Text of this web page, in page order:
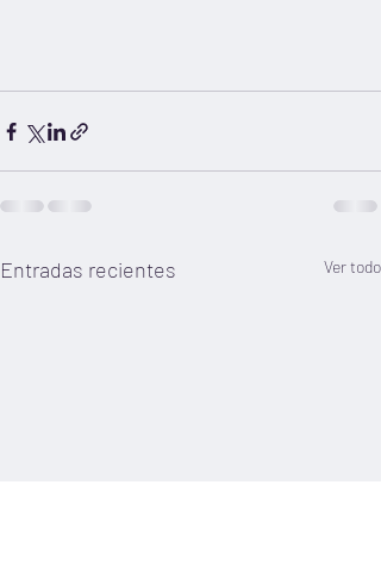
Entradas recientes Ver todo